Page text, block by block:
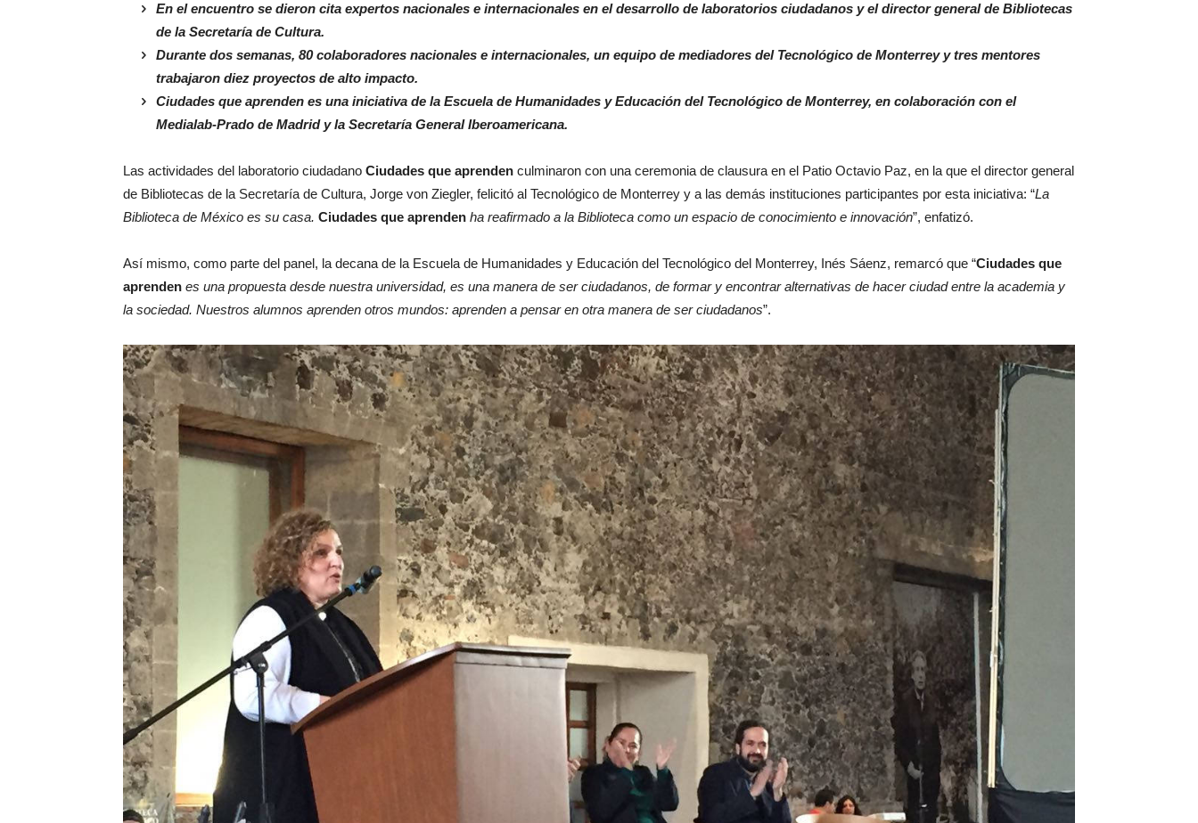
En el encuentro se dieron cita expertos nacionales e internacionales en el desarrollo de laboratorios ciudadanos y el director general de Bibliotecas
de la Secretaría de Cultura.
Durante dos semanas, 80 colaboradores nacionales e internacionales, un equipo de mediadores del Tecnológico de Monterrey y tres mentores
trabajaron diez proyectos de alto impacto.
Ciudades que aprenden es una iniciativa de la Escuela de Humanidades y Educación del Tecnológico de Monterrey, en colaboración con el
Medialab-Prado de Madrid y la Secretaría General Iberoamericana.
Las actividades del laboratorio ciudadano Ciudades que aprenden culminaron con una ceremonia de clausura en el Patio Octavio Paz, en la que el director general
de Bibliotecas de la Secretaría de Cultura, Jorge von Ziegler, felicitó al Tecnológico de Monterrey y a las demás instituciones participantes por esta iniciativa: “La
Biblioteca de México es su casa. Ciudades que aprenden ha reafirmado a la Biblioteca como un espacio de conocimiento e innovación”, enfatizó.
Así mismo, como parte del panel, la decana de la Escuela de Humanidades y Educación del Tecnológico del Monterrey, Inés Sáenz, remarcó que “Ciudades que
aprenden es una propuesta desde nuestra universidad, es una manera de ser ciudadanos, de formar y encontrar alternativas de hacer ciudad entre la academia y
la sociedad. Nuestros alumnos aprenden otros mundos: aprenden a pensar en otra manera de ser ciudadanos”.